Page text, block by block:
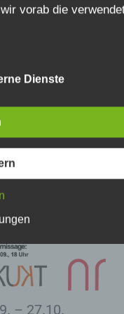
– 27.10.
vorab die
Person (im
wird eine
indirekt,
Online-Kennung
die Ausdruck der
psychischen,
Identität dieser
kann.
Dienste